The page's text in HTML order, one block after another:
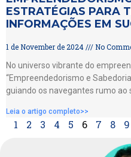
ESTRATÉGIAS PARA
INFORMAÇÕES EM
1 de November de 2024
No
No universo vibrante do
“Empreendedorismo e
guiando os navegantes rumo ao
Leia o artigo completo>>
1 2 3 4 5 6 7 8 9